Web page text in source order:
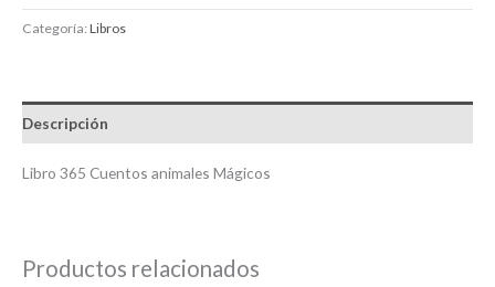
Categoría:Libros
Descripción
Libro 365 Cuentos animales Mágicos
Productos relacionados